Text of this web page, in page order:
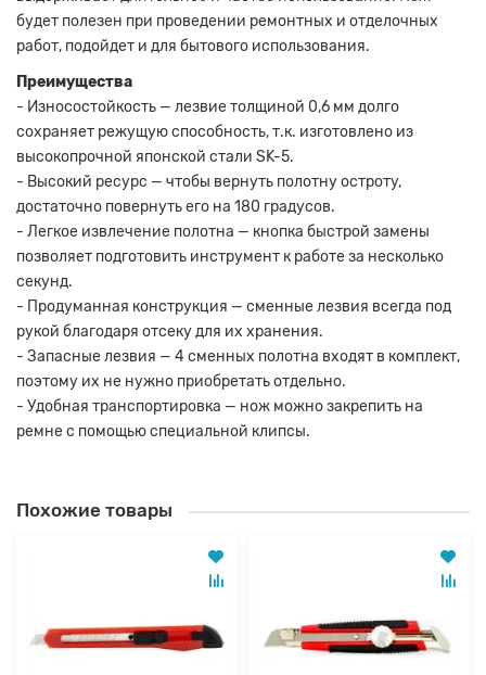
будет полезен при проведении ремонтных и отделочных
работ, подойдет и для бытового использования.
Преимущества
- Износостойкость — лезвие толщиной 0,6 мм долго
сохраняет режущую способность, т.к. изготовлено из
высокопрочной японской стали SK-5.
- Высокий ресурс — чтобы вернуть полотну остроту,
достаточно повернуть его на 180 градусов.
- Легкое извлечение полотна — кнопка быстрой замены
позволяет подготовить инструмент к работе за несколько
секунд.
- Продуманная конструкция — сменные лезвия всегда под
рукой благодаря отсеку для их хранения.
- Запасные лезвия — 4 сменных полотна входят в комплект,
поэтому их не нужно приобретать отдельно.
- Удобная транспортировка — нож можно закрепить на
ремне с помощью специальной клипсы.
Похожие товары